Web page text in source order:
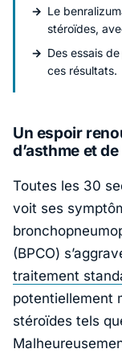
Le
stéroïdes,
Des essais
ces résultats.
Un espoir
d’asthme et de
Toutes les 30
voit ses
(BPCO)
traitement
potentiellement
stéroïdes tels